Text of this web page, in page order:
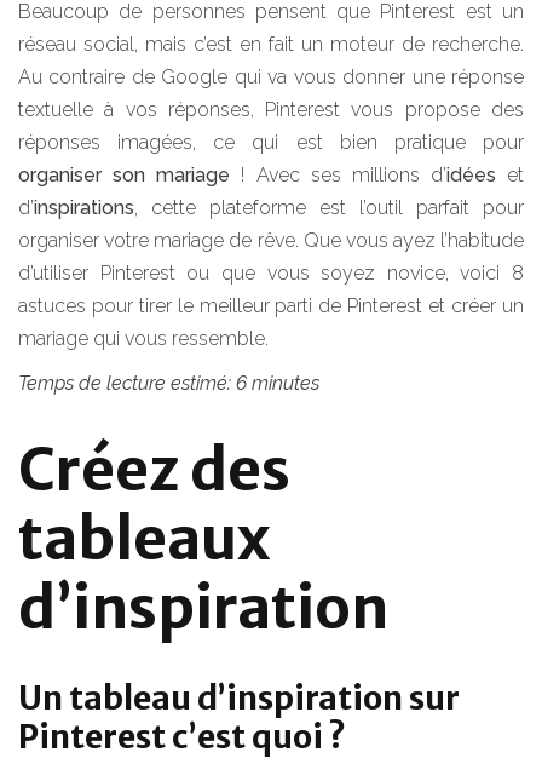
Beaucoup de personnes pensent que Pinterest est un
réseau social, mais c’est en fait un moteur de recherche.
Au contraire de Google qui va vous donner une réponse
textuelle à vos réponses, Pinterest vous propose des
réponses imagées, ce qui est bien pratique pour
organiser son mariage ! Avec ses millions d’idées et
d’inspirations, cette plateforme est l’outil parfait pour
organiser votre mariage de rêve. Que vous ayez l’habitude
d’utiliser Pinterest ou que vous soyez novice, voici 8
astuces pour tirer le meilleur parti de Pinterest et créer un
mariage qui vous ressemble.
Temps de lecture estimé: 6 minutes
Créez des
tableaux
d’inspiration
Un tableau d’inspiration sur
Pinterest c’est quoi ?